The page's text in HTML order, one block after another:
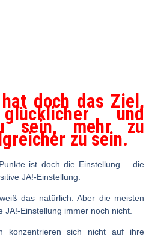
doch das Ziel,
und
sein, mehr zu
zu sein.
ist doch die Einstellung – die
JA!-Einstellung.
das natürlich. Aber die meisten
Einstellung immer noch nicht.
konzentrieren sich nicht auf ihre